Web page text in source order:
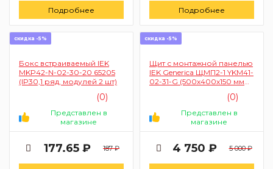
Подробнее Подробнее
скидка -5%
Бокс встраиваемый IEK
MKP42-N-02-30-20 65205
(IP30,1 ряд, модулей 2 шт)
(0)
Представлен в
магазине
177.65 ₽ 187 ₽
скидка -5%
Щит с монтажной панелью
IEK Generica ЩМП2-1 YKM41-
02-31-G (500х400х150 мм
(0)
Представлен в
магазине
4 750 ₽ 5 000 ₽